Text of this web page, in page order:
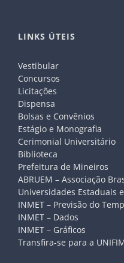
LINKS ÚTEIS
Vestibular
Concursos
Licitações
Dispensa
Bolsas e Convênios
Estágio e Monografia
Cerimonial Universitário
Biblioteca
Prefeitura de Mineiros
ABRUEM – Associação
Universidades Estaduais
INMET – Previsão do
INMET – Dados
INMET – Gráficos
Transfira-se para a